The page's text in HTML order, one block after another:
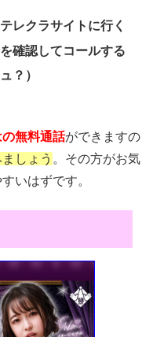
レクラサイトに行く
確認してコールする
？）
無料通話ができますの
しょう 。その方がお気
いはずです。